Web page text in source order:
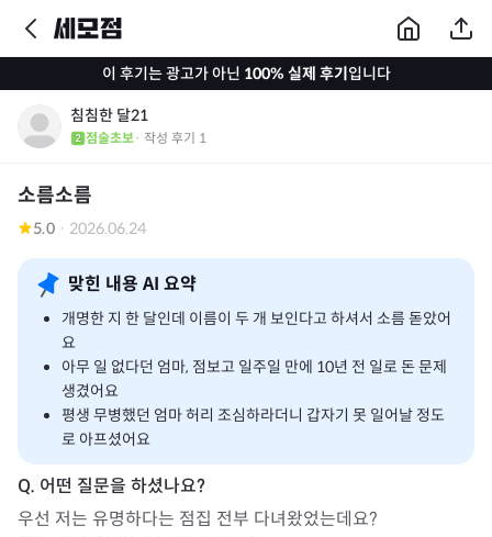
이 후기는 광고가 아닌 100% 실제 후기입니다
침침한 달21
점술초보· 작성 후기 1
소름소름
5.0 · 2026.06.24
맞힌 내용 AI 요약
개명한 지 한 달인데 이름이 두 개 보인다고 하셔서 소름 돋았어
요
아무 일 없다던 엄마, 점보고 일주일 만에 10년 전 일로 돈 문제
생겼어요
평생 무병했던 엄마 허리 조심하라더니 갑자기 못 일어날 정도
로 아프셨어요
우선 저는 유명하다는 점집 전부 다녀왔었는데요?